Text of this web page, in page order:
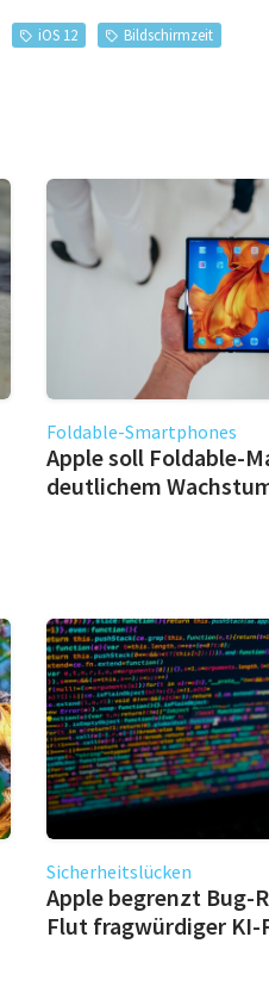
iOS 12 Bildschirmzeit
Foldable-Smartphones
Apple soll Foldable-
deutlichem
Sicherheitslücken
Apple begrenzt Bug-
Flut fragwürdiger KI-